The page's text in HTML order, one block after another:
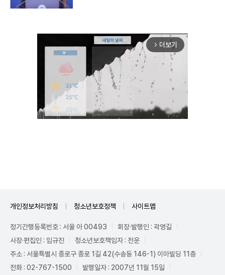
arrow_forward_ios 더보기
개인정보처리방침 청소년보호정책 사이트맵
정기간행등록번호 : 서울 아 00493
회장·발행인 : 곽영길
사장·편집인 : 임규진
청소년보호책임자 : 전운
주소 : 서울특별시 종로구 종로 1길 42(수송동 146-1) 이마빌딩 11층
전화 : 02-767-1500
발행일자 : 2007년 11월 15일